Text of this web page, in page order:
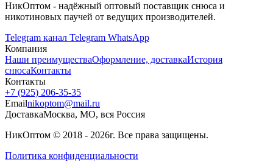
НикОптом - надёжный оптовый поставщик снюса и
никотиновых паучей от ведущих производителей.
Telegram канал Telegram WhatsApp
Компания
Наши преимуществаОформление, доставкаИстория
снюсаКонтакты
Контакты
+7 (925) 206‑35‑35
Emailnikoptom@mail.ru
ДоставкаМосква, МО, вся Россия
НикОптом © 2018 - 2026г. Все права защищены.
Политика конфиденциальности